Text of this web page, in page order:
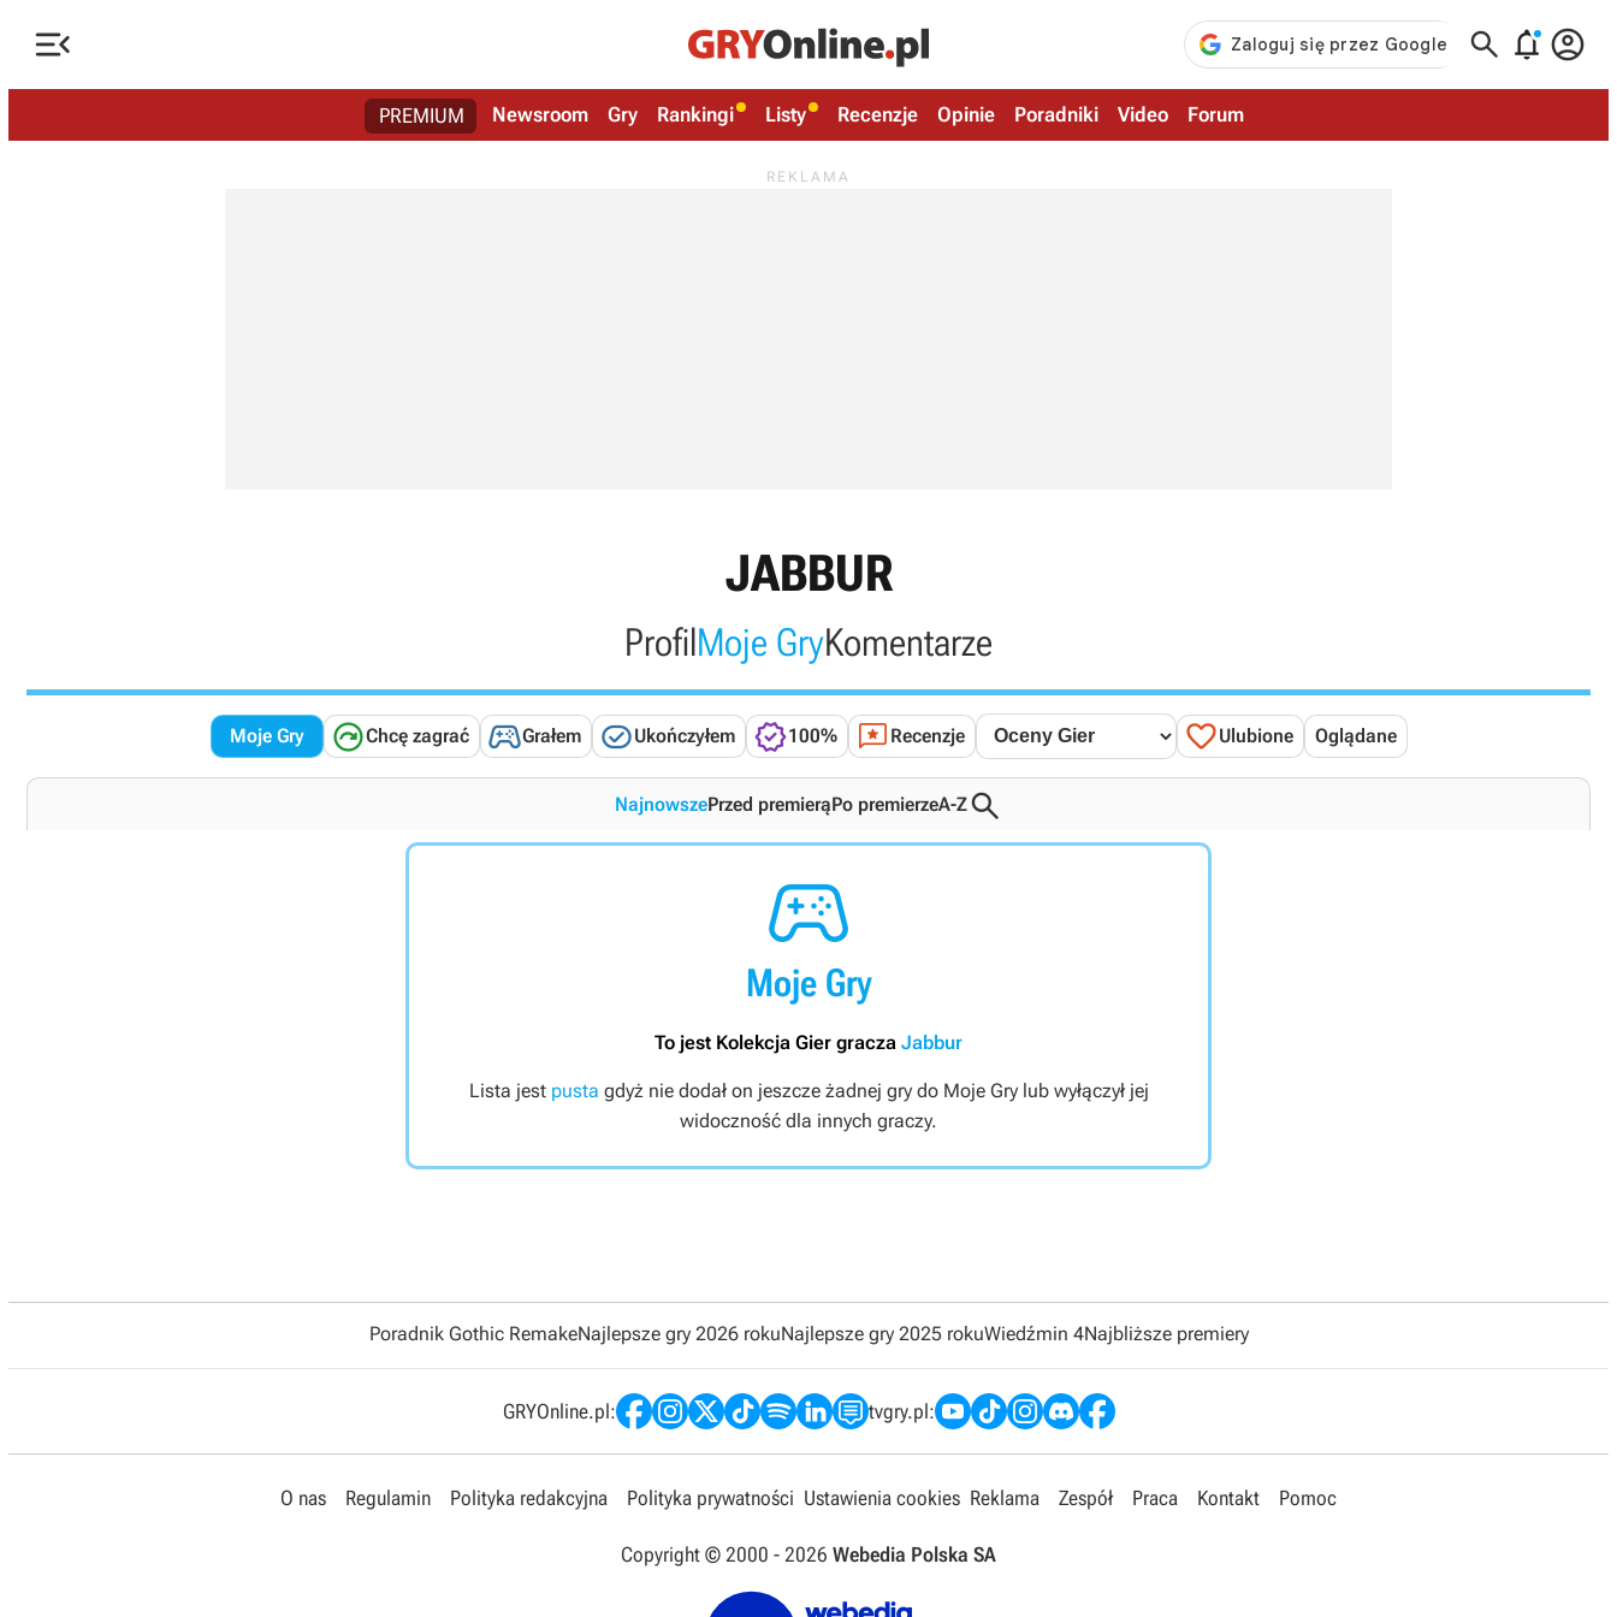
   
PREMIUM Newsroom Gry Rankingi Listy Recenzje Opinie Poradniki Video Forum
JABBUR
ProfilMoje GryKomentarze
Moje Gry Chcę zagrać Grałem Ukończyłem 100%  Recenzje Ulubione Oglądane
NajnowszePrzed premierąPo premierzeA-Z

Moje Gry
To jest Kolekcja Gier gracza Jabbur
Lista jest pusta gdyż nie dodał on jeszcze żadnej gry do Moje Gry lub wyłączył jej
widoczność dla innych graczy.
Poradnik Gothic RemakeNajlepsze gry 2026 rokuNajlepsze gry 2025 rokuWiedźmin 4Najbliższe premiery
GRYOnline.pl: tvgry.pl:
O nas Regulamin Polityka redakcyjna Polityka prywatności Ustawienia cookies Reklama Zespół Praca Kontakt Pomoc
Copyright © 2000 - 2026 Webedia Polska SA